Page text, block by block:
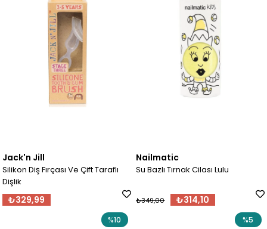
Jack'n Jill
Silikon Diş Fırçası Ve Çift Taraflı
Dişlik
₺329,99
Nailmatic
Su Bazlı Tırnak Cilası Lulu
₺314,10
₺349,00
%10 %5